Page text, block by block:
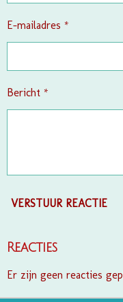
r
e
E-mailadres *
Bericht *
VERSTUUR REACTIE
Reacties
Er zijn geen reacties